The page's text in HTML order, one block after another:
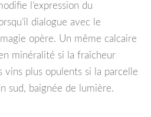
l’expression du
dialogue avec le
opère. Un même calcaire
minéralité si la fraîcheur
vins plus opulents si la parcelle
sud, baignée de lumière.